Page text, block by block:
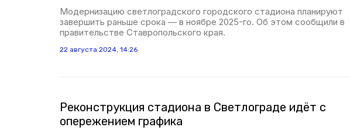
Модернизацию светлоградского городского стадиона планируют
завершить раньше срока — в ноябре 2025-го. Об этом сообщили в
правительстве Ставропольского края.
22 августа 2024, 14:26
Реконструкция стадиона в Светлограде идёт с
опережением графика